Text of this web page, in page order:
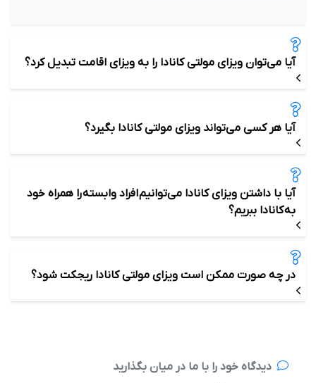
آیا می‌توان ویزای مولتی کانادا را به ویزای اقامت تبدیل کرد؟
آیا هر کسی می‌تواند ویزای مولتی کانادا بگیرد؟
آیا با داشتن ویزای کانادا می‌توانیم افراد وابسته را ھمراه خود
به کانادا ببریم؟
در چه صورت ممکن است ویزای مولتی کانادا ریجکت شود؟
دیدگاه خود را با ما در میان بگذارید